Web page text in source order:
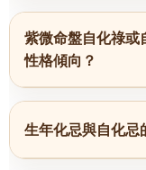
紫微命盤自化祿或
性格傾向？
生年化忌與自化忌